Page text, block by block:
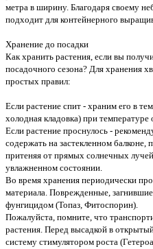
метра в ширину. Благодаря своему
подходит для контейнерного
Хранение до посадки
Как хранить растения, если вы
посадочного сезона? Для хранения
простых правил:
Если растение спит - храним его в
холодная кладовка) при температуре
Если растение проснулось -
содержать на застекленном балконе,
притеняя от прямых солнечных
увлажненном состоянии.
Во время хранения периодически
материала. Поврежденные,
фунгицидом (Топаз, Фитоспорин).
Пожалуйста, помните, что
растения. Перед высадкой в
систему стимулятором роста